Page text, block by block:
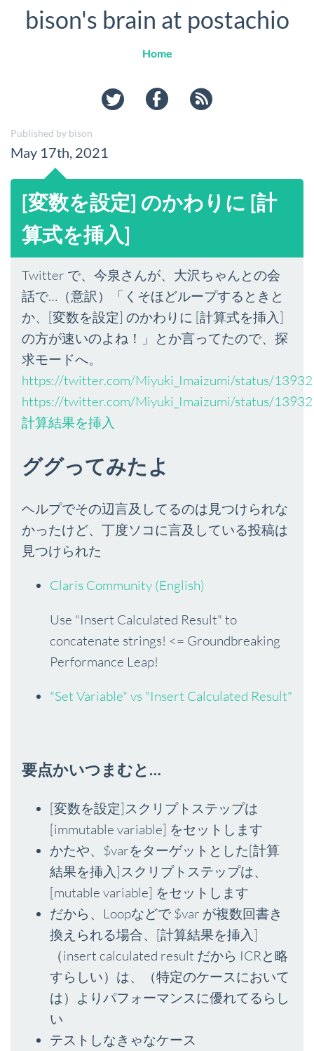
bison's brain at postachio
Home
twitter facebook rss
Published by bison
May 17th, 2021
[変数を設定] のかわりに [計
算式を挿入]
Twitter で、今泉さんが、大沢ちゃんとの会
話で…（意訳）「くそほどループするときと
か、[変数を設定] のかわりに [計算式を挿入]
の方が速いのよね！」とか言ってたので、探
求モードへ。
https://twitter.com/Miyuki_Imaizumi/status/
https://twitter.com/Miyuki_Imaizumi/status/
計算結果を挿入
ググってみたよ
ヘルプでその辺言及してるのは見つけられな
かったけど、丁度ソコに言及している投稿は
見つけられた
Claris Community (English)
Use "Insert Calculated Result" to
concatenate strings! <= Groundbreaking
Performance Leap!
"Set Variable" vs "Insert Calculated Result"
要点かいつまむと…
[変数を設定]スクリプトステップは
[immutable variable] をセットします
かたや、$varをターゲットとした[計算
結果を挿入]スクリプトステップは、
[mutable variable] をセットします
だから、Loopなどで $var が複数回書き
換えられる場合、[計算結果を挿入]
（insert calculated result だから ICRと略
すらしい）は、（特定のケースにおいて
は）よりパフォーマンスに優れてるらし
い
テストしなきゃなケース